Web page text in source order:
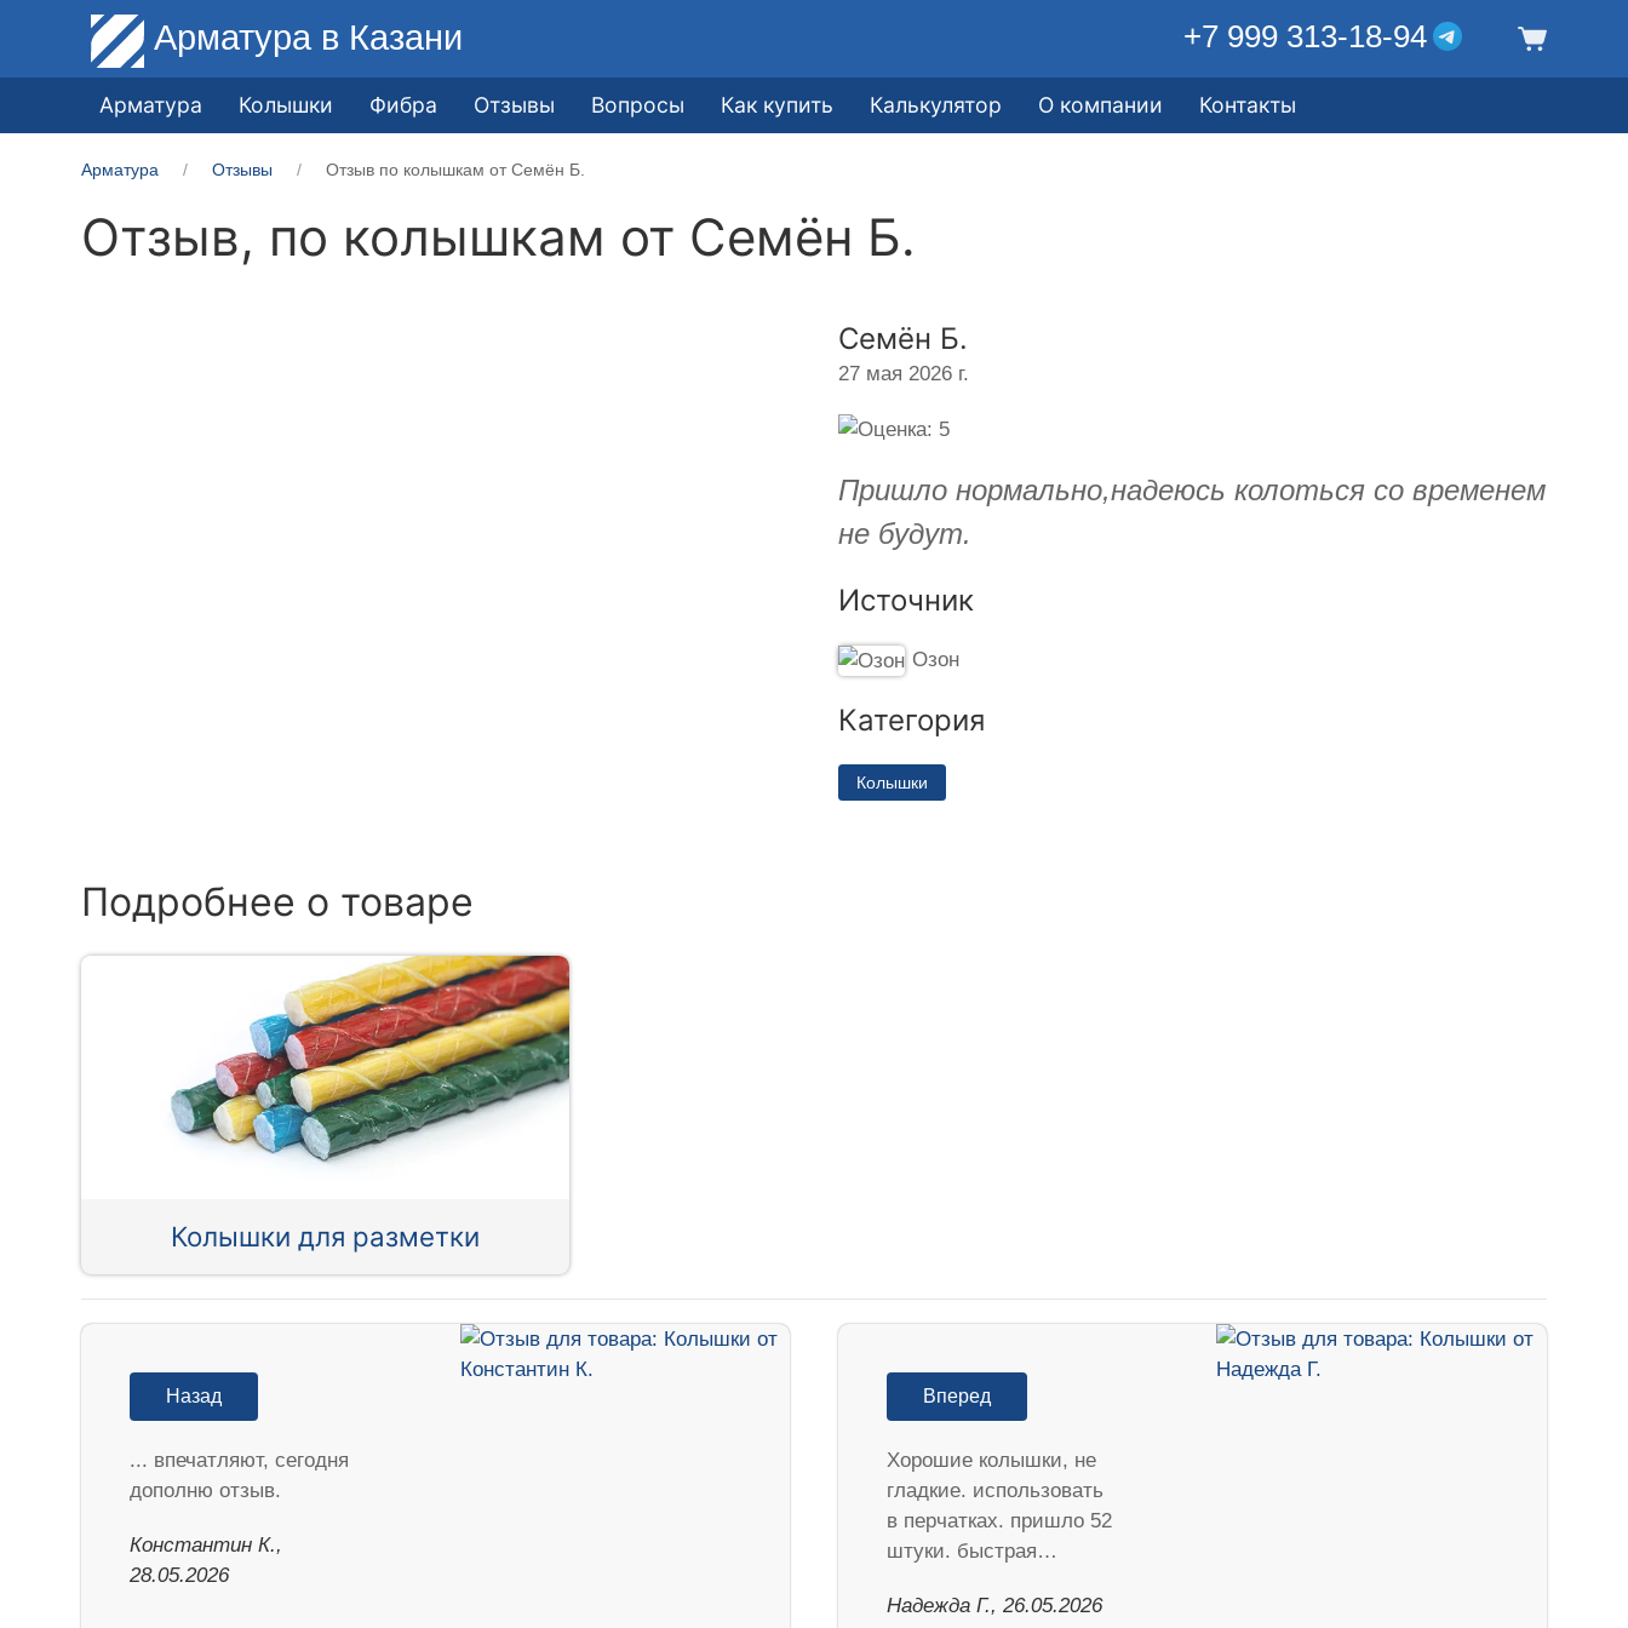
Арматура в Казани +7 999 313-18-94
Арматура Колышки Фибра Отзывы Вопросы Как купить Калькулятор О компании Контакты
Арматура Отзывы Отзыв по колышкам от Семён Б.
Отзыв, по колышкам от Семён Б.
Семён Б.
27 мая 2026 г.
Пришло нормально,надеюсь колоться со временем
не будут.
Источник
Озон
Категория
Колышки
Подробнее о товаре
Колышки для разметки
Назад
... впечатляют, сегодня
дополню отзыв.
Константин К.,
28.05.2026
Вперед
Хорошие колышки, не
гладкие. использовать
в перчатках. пришло 52
штуки. быстрая…
Надежда Г., 26.05.2026